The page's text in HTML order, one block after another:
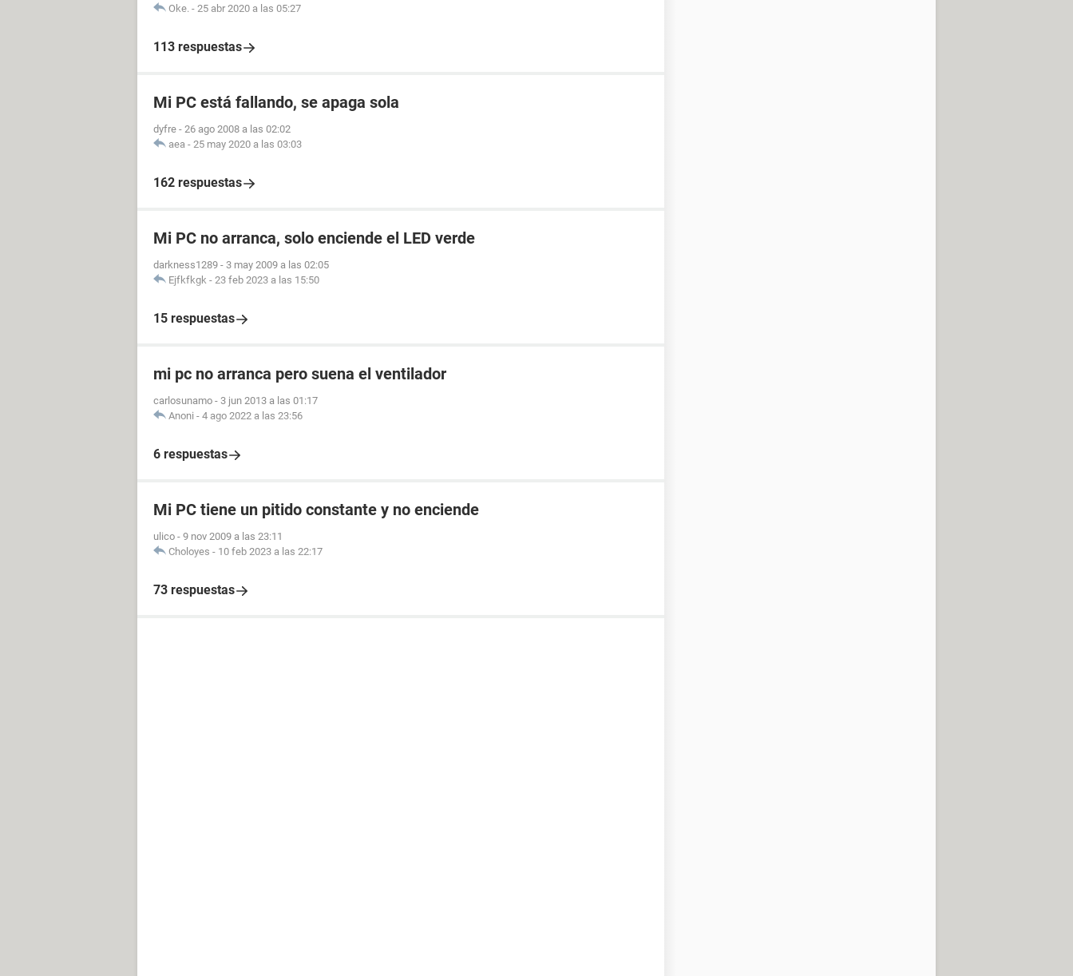
Oke. - 25 abr 2020 a las 05:27
113 respuestas
Mi PC está fallando, se apaga sola
dyfre - 26 ago 2008 a las 02:02
aea - 25 may 2020 a las 03:03
162 respuestas
Mi PC no arranca, solo enciende el LED verde
darkness1289 - 3 may 2009 a las 02:05
Ejfkfkgk - 23 feb 2023 a las 15:50
15 respuestas
mi pc no arranca pero suena el ventilador
carlosunamo - 3 jun 2013 a las 01:17
Anoni - 4 ago 2022 a las 23:56
6 respuestas
Mi PC tiene un pitido constante y no enciende
ulico - 9 nov 2009 a las 23:11
Choloyes - 10 feb 2023 a las 22:17
73 respuestas